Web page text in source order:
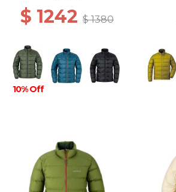
$ 1242 $ 1380
10% Off